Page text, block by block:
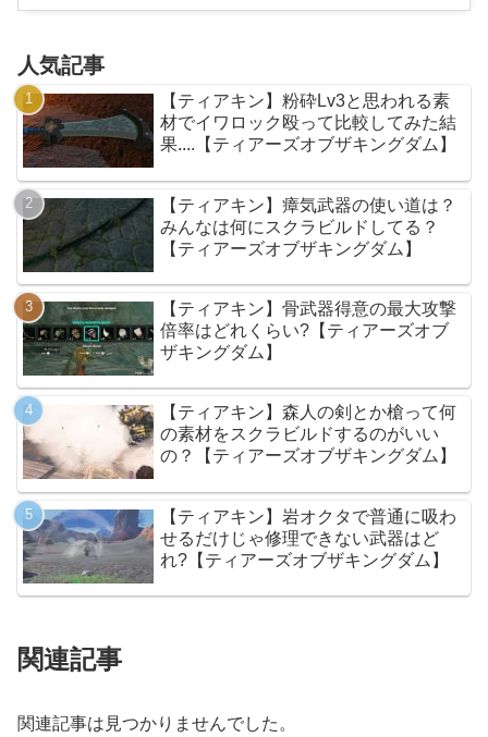
人気記事
【ティアキン】粉砕Lv3と思われる素
材でイワロック殴って比較してみた結
果....【ティアーズオブザキングダム】
【ティアキン】瘴気武器の使い道は？
みんなは何にスクラビルドしてる？
【ティアーズオブザキングダム】
【ティアキン】骨武器得意の最大攻撃
倍率はどれくらい?【ティアーズオブ
ザキングダム】
【ティアキン】森人の剣とか槍って何
の素材をスクラビルドするのがいい
の？【ティアーズオブザキングダム】
【ティアキン】岩オクタで普通に吸わ
せるだけじゃ修理できない武器はど
れ?【ティアーズオブザキングダム】
関連記事
関連記事は見つかりませんでした。